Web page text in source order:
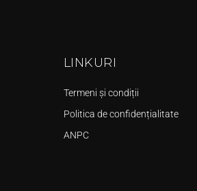
LINKURI
Termeni și condiții
Politica de confidențialitate
ANPC